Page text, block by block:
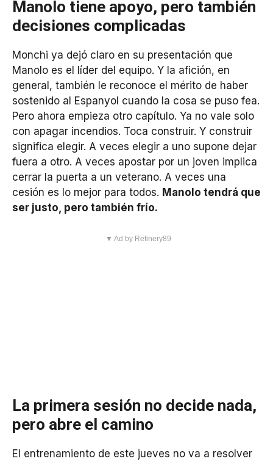
Manolo tiene apoyo, pero también
decisiones complicadas
Monchi ya dejó claro en su presentación que
Manolo es el líder del equipo. Y la afición, en
general, también le reconoce el mérito de haber
sostenido al Espanyol cuando la cosa se puso fea.
Pero ahora empieza otro capítulo. Ya no vale solo
con apagar incendios. Toca construir. Y construir
significa elegir. A veces elegir a uno supone dejar
fuera a otro. A veces apostar por un joven implica
cerrar la puerta a un veterano. A veces una
cesión es lo mejor para todos. Manolo tendrá que
ser justo, pero también frío.
▼ Ad by Refinery89
La primera sesión no decide nada,
pero abre el camino
El entrenamiento de este jueves no va a resolver